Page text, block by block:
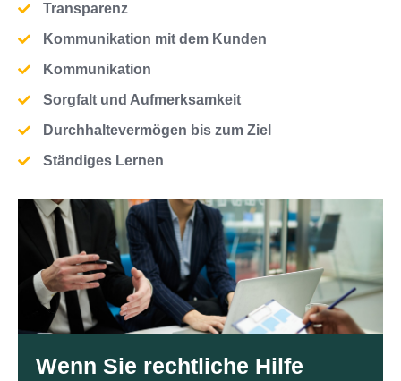
Transparenz
Kommunikation mit dem Kunden
Kommunikation
Sorgfalt und Aufmerksamkeit
Durchhaltevermögen bis zum Ziel
Ständiges Lernen
Wenn Sie rechtliche Hilfe